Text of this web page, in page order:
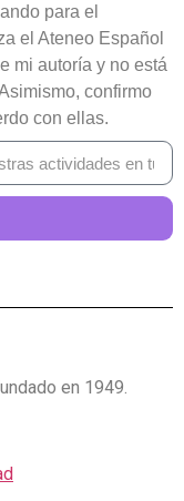
para el
el Ateneo Español
mi autoría y no está
confirmo
con ellas.
en 1949.